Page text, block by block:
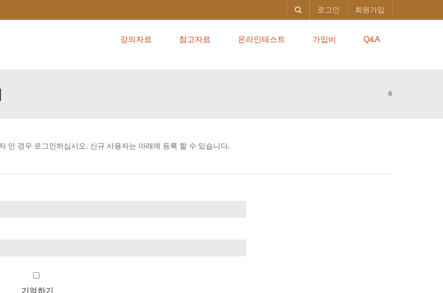
로그인 회원가입
강의자료 참고자료 온라인테스트 가입비 Q&A
홈
인 경우 로그인하십시오. 신규 사용자는 아래에 등록 할 수 있습니다.
기억하기